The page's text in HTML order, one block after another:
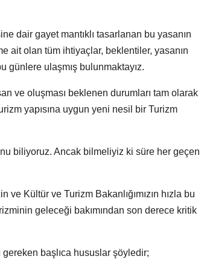
dair gayet mantıklı tasarlanan bu yasanın
ait olan tüm ihtiyaçlar, beklentiler, yasanın
günlere ulaşmış bulunmaktayız.
ve oluşması beklenen durumları tam olarak
yapısına uygun yeni nesil bir Turizm
biliyoruz. Ancak bilmeliyiz ki süre her geçen
Kültür ve Turizm Bakanlığımızın hızla bu
geleceği bakımından son derece kritik
gereken başlıca hususlar şöyledir;